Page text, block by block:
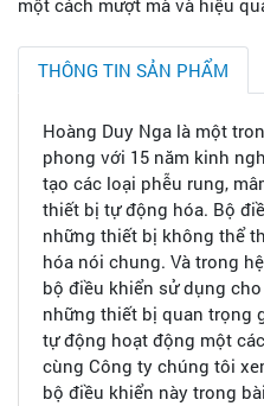
một cách mượt mà và hiệu
THÔNG TIN SẢN PHẨM
Hoàng Duy Nga là một
phong với 15 năm kinh
tạo các loại phễu rung,
thiết bị tự động hóa. Bộ
những thiết bị không thể
hóa nói chung. Và trong
bộ điều khiển sử dụng
những thiết bị quan trọng
tự động hoạt động một
cùng Công ty chúng tôi
bộ điều khiển này trong